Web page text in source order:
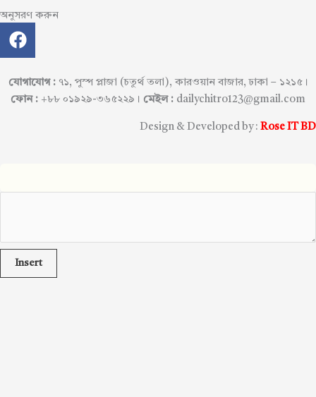
অনুসরণ করুন
F
a
e
b
যোগাযোগ :৭১, পুস্প প্লাজা (চতুর্থ তলা), কারওয়ান বাজার, ঢাকা – ১২১৫।
ফোন : +৮৮ ০১৯২৯-৩৬৫২২৯। মেইল : dailychitro123@gmail.com
Design & Developed by : Rose IT BD
Insert